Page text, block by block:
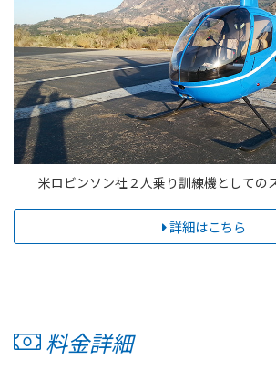
米ロビンソン社２人乗り訓練機としての
詳細はこちら
料金詳細